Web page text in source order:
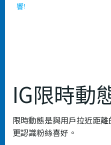
響!
IG限時動
限時動態是與用戶拉近距
更認識粉絲喜好。